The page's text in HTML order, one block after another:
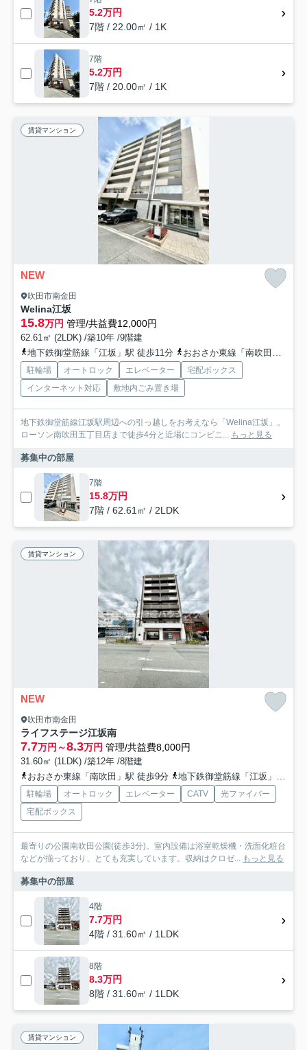
5.2万円
7階 / 22.00㎡ / 1K
7階
5.2万円
7階 / 20.00㎡ / 1K
賃貸マンション
NEW
吹田市南金田
Welina江坂
15.8万円 管理/共益費12,000円
62.61㎡ (2LDK) /築10年 /9階建
地下鉄御堂筋線「江坂」駅 徒歩11分
おおさか東線「南吹田」駅 徒歩17分
駐輪場 オートロック エレベーター
宅配ボックス
インターネット対応
敷地内ごみ置き場
地下鉄御堂筋線江坂駅周辺への引っ越しをお考えなら「Welina江坂」。
ローソン南吹田五丁目店まで徒歩4分と近場にコンビニ... もっと見る
募集中の部屋
7階
15.8万円
7階 / 62.61㎡ / 2LDK
賃貸マンション
NEW
吹田市南金田
ライフステージ江坂南
7.7万円～8.3万円 管理/共益費8,000円
31.60㎡ (1LDK) /築12年 /8階建
おおさか東線「南吹田」駅 徒歩9分
地下鉄御堂筋線「江坂」駅 徒歩15分
駐輪場 オートロック エレベーター CATV
光ファイバー
宅配ボックス
最寄りの公園南吹田公園(徒歩3分)。室内設備は浴室乾燥機・洗面化粧台
などが揃っており、とても充実しています。収納はクロゼ... もっと見る
募集中の部屋
4階
7.7万円
4階 / 31.60㎡ / 1LDK
8階
8.3万円
8階 / 31.60㎡ / 1LDK
賃貸マンション